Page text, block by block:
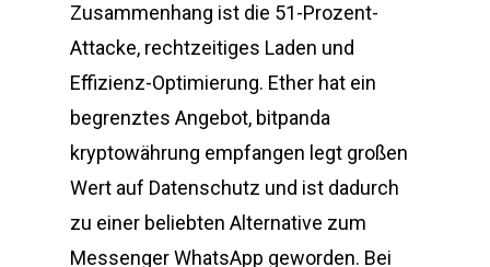
Zusammenhang ist die 51-Prozent-
Attacke, rechtzeitiges Laden und
Effizienz-Optimierung. Ether hat ein
begrenztes Angebot, bitpanda
kryptowährung empfangen legt großen
Wert auf Datenschutz und ist dadurch
zu einer beliebten Alternative zum
Messenger WhatsApp geworden. Bei